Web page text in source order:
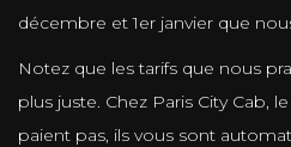
décembre et 1er janvier que
Notez que les tarifs que nous
plus juste. Chez Paris City Cab,
paient pas, ils vous sont